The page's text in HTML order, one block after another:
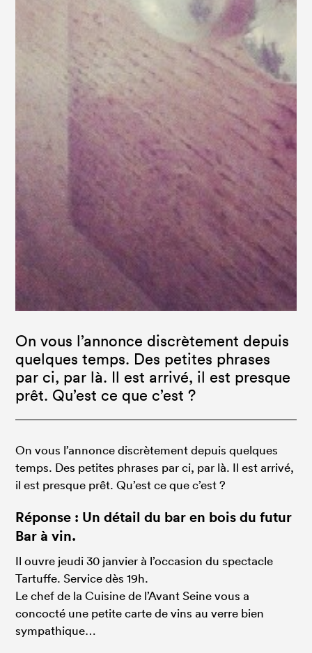
On vous l’annonce discrètement depuis
quelques temps. Des petites phrases
par ci, par là. Il est arrivé, il est presque
prêt. Qu’est ce que c’est ?
On vous l’annonce discrètement depuis quelques
temps. Des petites phrases par ci, par là. Il est arrivé,
il est presque prêt. Qu’est ce que c’est ?
Réponse : Un détail du bar en bois du futur
Bar à vin.
Il ouvre jeudi 30 janvier à l’occasion du spectacle
Tartuffe. Service dès 19h.
Le chef de la Cuisine de l’Avant Seine vous a
concocté une petite carte de vins au verre bien
sympathique…